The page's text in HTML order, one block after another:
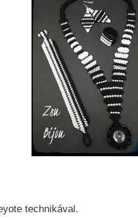
technikával.